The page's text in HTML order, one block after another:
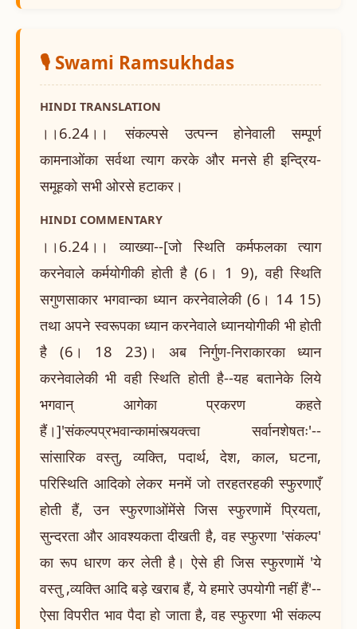
🎙️ Swami Ramsukhdas
HINDI TRANSLATION
।।6.24।। संकल्पसे उत्पन्न होनेवाली सम्पूर्ण
कामनाओंका सर्वथा त्याग करके और मनसे ही इन्द्रिय-
समूहको सभी ओरसे हटाकर।
HINDI COMMENTARY
।।6.24।। व्याख्या--[जो स्थिति कर्मफलका त्याग
करनेवाले कर्मयोगीकी होती है (6। 1 9), वही स्थिति
सगुणसाकार भगवान्का ध्यान करनेवालेकी (6। 14 15)
तथा अपने स्वरूपका ध्यान करनेवाले ध्यानयोगीकी भी होती
है (6। 18 23)। अब निर्गुण-निराकारका ध्यान
करनेवालेकी भी वही स्थिति होती है--यह बतानेके लिये
भगवान् आगेका प्रकरण कहते
हैं।]'संकल्पप्रभवान्कामांस्त्यक्त्वा सर्वानशेषतः'--
सांसारिक वस्तु, व्यक्ति, पदार्थ, देश, काल, घटना,
परिस्थिति आदिको लेकर मनमें जो तरहतरहकी स्फुरणाएँ
होती हैं, उन स्फुरणाओंमेंसे जिस स्फुरणामें प्रियता,
सुन्दरता और आवश्यकता दीखती है, वह स्फुरणा 'संकल्प'
का रूप धारण कर लेती है। ऐसे ही जिस स्फुरणामें 'ये
वस्तु ,व्यक्ति आदि बड़े खराब हैं, ये हमारे उपयोगी नहीं हैं'--
ऐसा विपरीत भाव पैदा हो जाता है, वह स्फुरणा भी संकल्प